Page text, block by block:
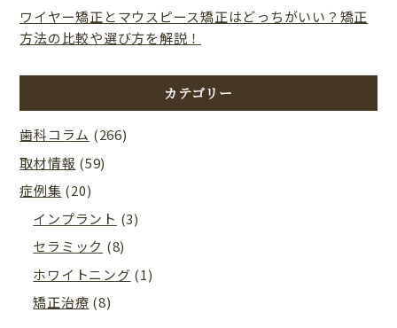
ワイヤー矯正とマウスピース矯正はどっちがいい？矯正
方法の比較や選び方を解説！
カテゴリー
歯科コラム (266)
取材情報 (59)
症例集 (20)
インプラント (3)
セラミック (8)
ホワイトニング (1)
矯正治療 (8)